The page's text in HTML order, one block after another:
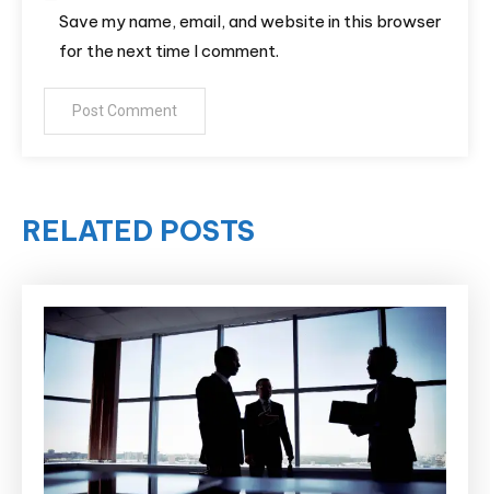
Save my name, email, and website in this browser
for the next time I comment.
RELATED POSTS